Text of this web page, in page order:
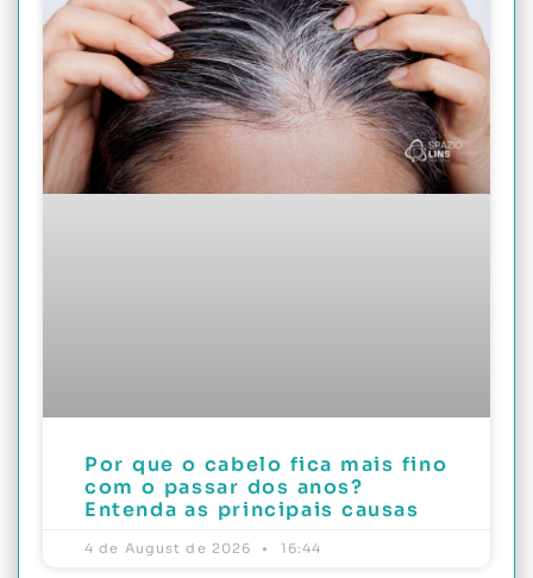
Por que o cabelo fica mais fino
com o passar dos anos?
Entenda as principais causas
4 de August de 2026 16:44